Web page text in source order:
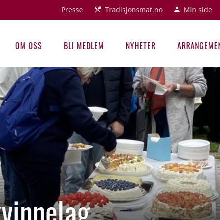
Presse Tradisjonsmat.no Min side
OM OSS BLI MEDLEM NYHETER